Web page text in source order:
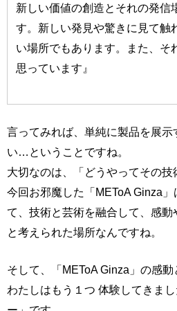
新しい価値の創造とそれの発信
す。新しい発見や驚きに見て触
い場所でもあります。また、そ
思っています』
言ってみれば、単純に製品を展
い…ということですね。
大切なのは、「どうやってその技
今回お邪魔した「METoA Ginza
て、技術と芸術を融合して、感動
と考えられた場所なんですね。
そして、「METoA Ginza」の感動
わたしはもう１つ 体験してきま